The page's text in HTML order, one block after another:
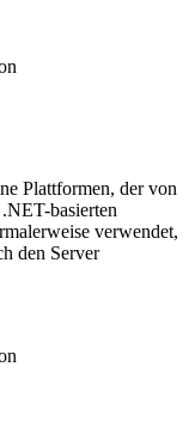
Plattformen, der von
basierten
verwendet,
den Server